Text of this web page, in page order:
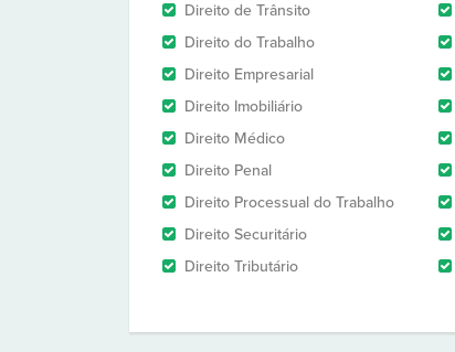
Direito de Trânsito
Direito do Trabalho
Direito Empresarial
Direito Imobiliário
Direito Médico
Direito Penal
Direito Processual do Trabalho
Direito Securitário
Direito Tributário